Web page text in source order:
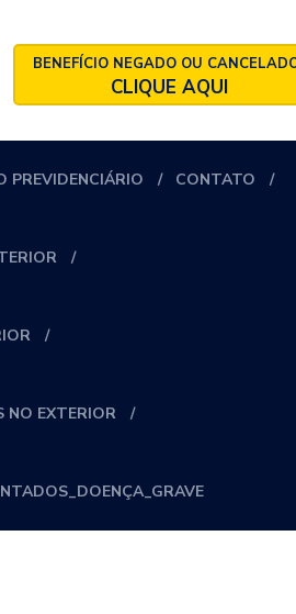
BENEFÍCIO NEGADO OU
CLIQUE AQUI
PREVIDENCIÁRIO CONTATO
NO EXTERIOR